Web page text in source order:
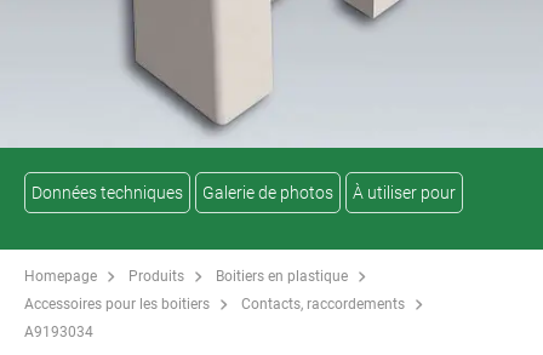
Données techniques Galerie de photos À utiliser pour
Homepage Produits
Boitiers en plastique
Accessoires pour les boitiers
Contacts, raccordements
A9193034